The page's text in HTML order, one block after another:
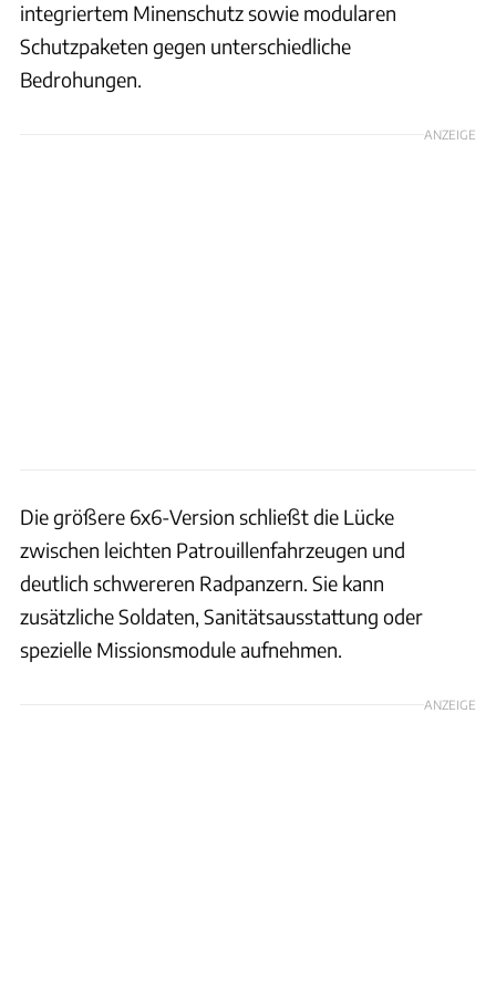
integriertem Minenschutz sowie modularen
Schutzpaketen gegen unterschiedliche
Bedrohungen.
ANZEIGE
Die größere 6x6-Version schließt die Lücke
zwischen leichten Patrouillenfahrzeugen und
deutlich schwereren Radpanzern. Sie kann
zusätzliche Soldaten, Sanitätsausstattung oder
spezielle Missionsmodule aufnehmen.
ANZEIGE